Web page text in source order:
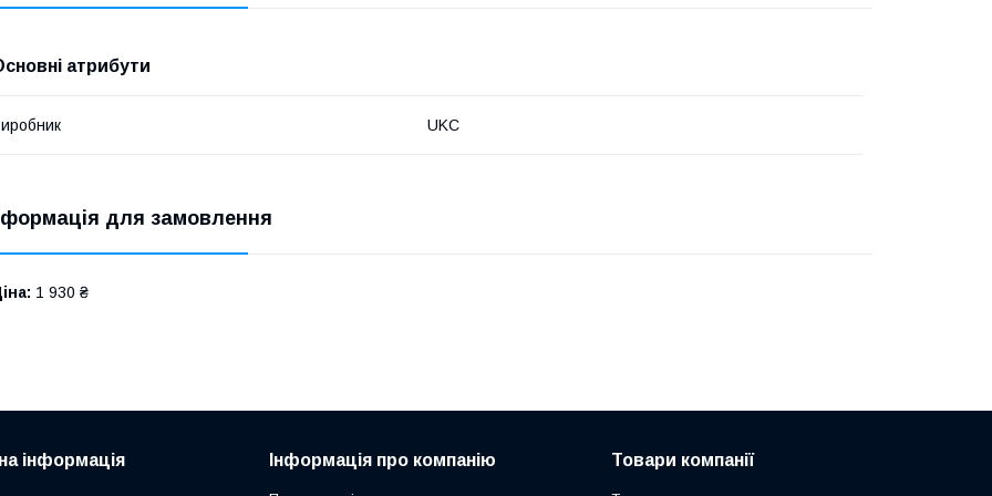
атрибути
UKC
для замовлення
1 930 ₴
інформація Інформація про компанію Товари компанії